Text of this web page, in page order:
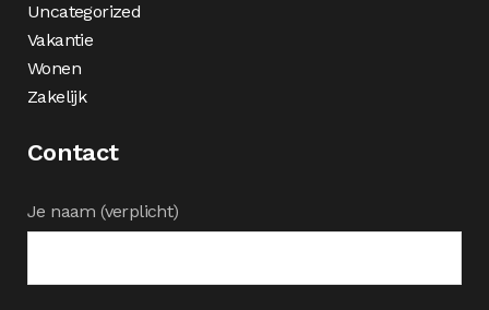
Uncategorized
Vakantie
Wonen
Zakelijk
Contact
Je naam (verplicht)